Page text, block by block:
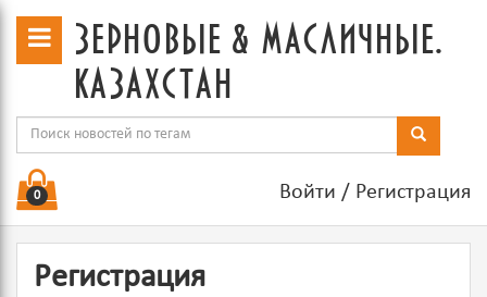
зерновые & масличные.
казахстан
Войти / Регистрация
0
Регистрация